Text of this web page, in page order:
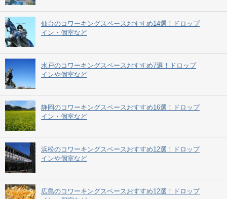
仙台のコワーキングスペースおすすめ14選！ドロップ
イン・個室など
水戸のコワーキングスペースおすすめ7選！ドロップ
インや個室など
静岡のコワーキングスペースおすすめ16選！ドロップ
イン・個室など
浜松のコワーキングスペースおすすめ12選！ドロップ
インや個室など
広島のコワーキングスペースおすすめ12選！ドロップ